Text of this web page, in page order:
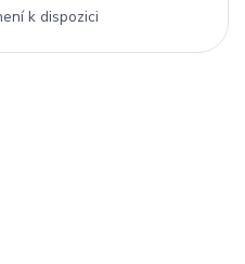
k dispozici